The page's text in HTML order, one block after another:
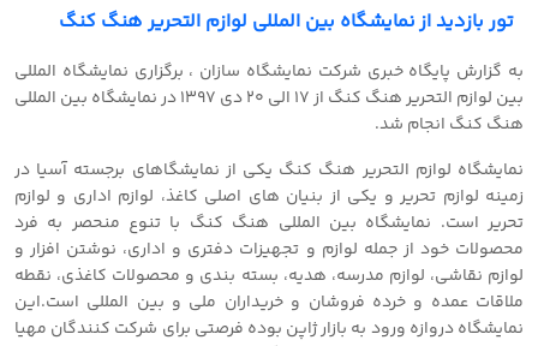
تور بازدید از نمایشگاه بین المللی لوازم التحریر هنگ کنگ
به گزارش پایگاه خبری شرکت نمایشگاه سازان ، برگزاری نمایشگاه المللی
بین لوازم التحریر هنگ کنگ از 17 الی 20 دی 1397 در نمایشگاه بین المللی
هنگ کنگ انجام شد.
نمایشگاه لوازم التحریر هنگ کنگ یکی از نمایشگاهای برجسته آسیا در
زمینه لوازم تحریر و یکی از بنیان های اصلی کاغذ، لوازم اداری و لوازم
تحریر است. نمایشگاه بین المللی هنگ کنگ با تنوع منحصر به فرد
محصولات خود از جمله لوازم و تجهیزات دفتری و اداری، نوشتن افزار و
لوازم نقاشی، لوازم مدرسه، هدیه، بسته بندی و محصولات کاغذی، نقطه
ملاقات عمده و خرده فروشان و خریداران ملی و بین المللی است.این
نمایشگاه دروازه ورود به بازار ژاپن بوده فرصتی برای شرکت کنندگان مهیا